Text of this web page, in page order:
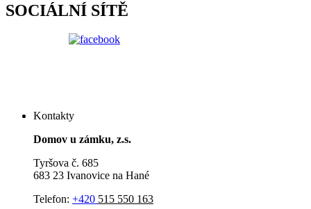
SOCIÁLNÍ SÍTĚ
Kontakty
Domov u zámku, z.s.
Tyršova č. 685
683 23 Ivanovice na Hané
Telefon: +420 515 550 163